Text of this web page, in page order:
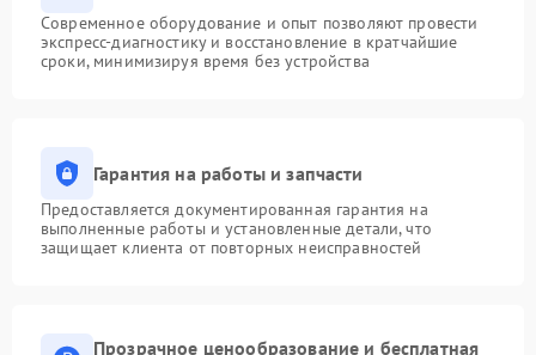
Современное оборудование и опыт позволяют провести
экспресс-диагностику и восстановление в кратчайшие
сроки, минимизируя время без устройства
Гарантия на работы и запчасти
Предоставляется документированная гарантия на
выполненные работы и установленные детали, что
защищает клиента от повторных неисправностей
Прозрачное ценообразование и бесплатная